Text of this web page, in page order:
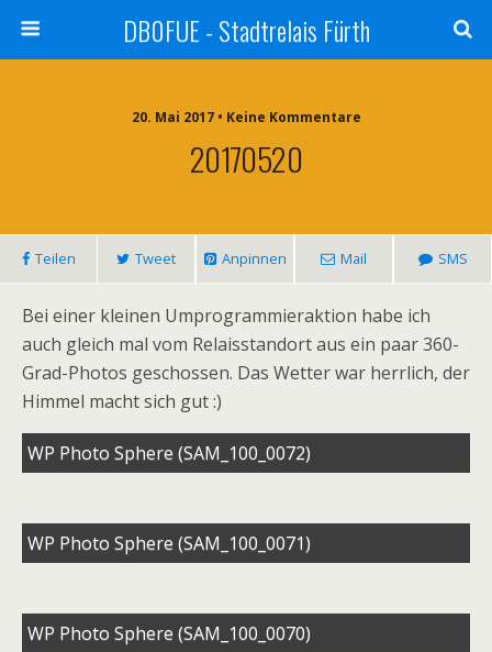
DB0FUE - Stadtrelais Fürth
20. Mai 2017 • Keine Kommentare
20170520
Teilen Tweet Anpinnen Mail SMS
Bei einer kleinen Umprogrammieraktion habe ich
auch gleich mal vom Relaisstandort aus ein paar 360-
Grad-Photos geschossen. Das Wetter war herrlich, der
Himmel macht sich gut :)
WP Photo Sphere (SAM_100_0072)
WP Photo Sphere (SAM_100_0071)
WP Photo Sphere (SAM_100_0070)